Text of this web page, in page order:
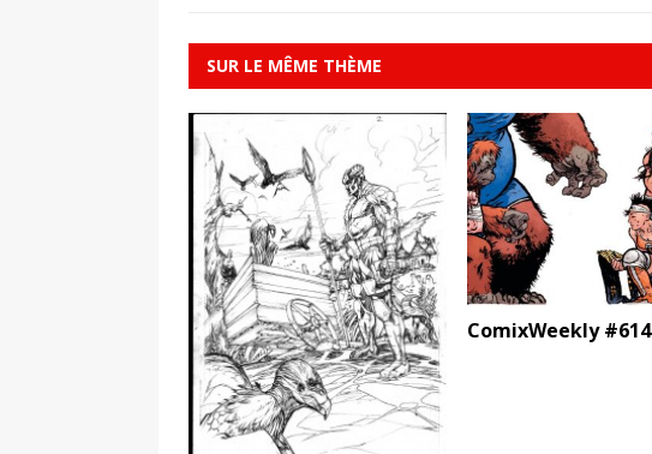
SUR LE MÊME THÈME
ComixWeekly #614